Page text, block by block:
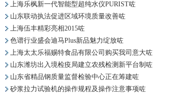
上海乐枫新一代智能型超纯水仪PURIST咗
山东联动执法促进区域环境质量改善咗
上海伍丰精彩亮相2015咗
色谱行业盛会迪马Plus新品魅力绽放咗
上海太太乐福赐特食品有限公司购买我司意大咗
山东潍坊出入境检疫局建立农残检测新平台制咗
山东省精品钢质量监督检验中心正在筹建咗
砂浆拉力试验机的操作规程及操作注意事项咗